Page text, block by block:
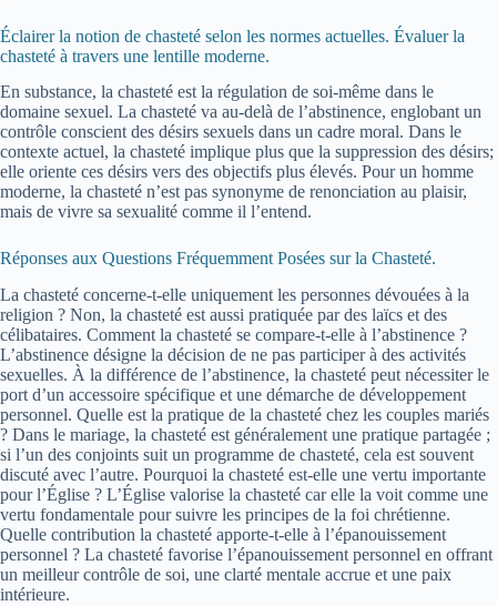
Éclairer la notion de chasteté selon les normes actuelles. Évaluer la
chasteté à travers une lentille moderne.
En substance, la chasteté est la régulation de soi-même dans le
domaine sexuel. La chasteté va au-delà de l’abstinence, englobant un
contrôle conscient des désirs sexuels dans un cadre moral. Dans le
contexte actuel, la chasteté implique plus que la suppression des désirs;
elle oriente ces désirs vers des objectifs plus élevés. Pour un homme
moderne, la chasteté n’est pas synonyme de renonciation au plaisir,
mais de vivre sa sexualité comme il l’entend.
Réponses aux Questions Fréquemment Posées sur la Chasteté.
La chasteté concerne-t-elle uniquement les personnes dévouées à la
religion ? Non, la chasteté est aussi pratiquée par des laïcs et des
célibataires. Comment la chasteté se compare-t-elle à l’abstinence ?
L’abstinence désigne la décision de ne pas participer à des activités
sexuelles. À la différence de l’abstinence, la chasteté peut nécessiter le
port d’un accessoire spécifique et une démarche de développement
personnel. Quelle est la pratique de la chasteté chez les couples mariés
? Dans le mariage, la chasteté est généralement une pratique partagée ;
si l’un des conjoints suit un programme de chasteté, cela est souvent
discuté avec l’autre. Pourquoi la chasteté est-elle une vertu importante
pour l’Église ? L’Église valorise la chasteté car elle la voit comme une
vertu fondamentale pour suivre les principes de la foi chrétienne.
Quelle contribution la chasteté apporte-t-elle à l’épanouissement
personnel ? La chasteté favorise l’épanouissement personnel en offrant
un meilleur contrôle de soi, une clarté mentale accrue et une paix
intérieure.